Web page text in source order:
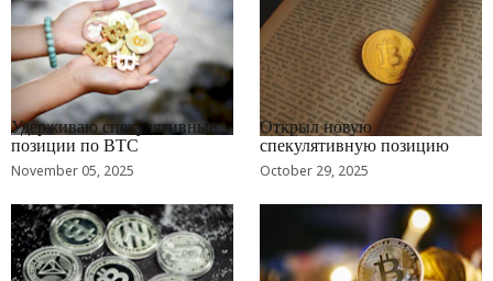
RRCNEWS_RU
Удерживаю спекулятивные
позиции по BTC
November 05, 2025
RRCNEWS_RU
Открыл новую
спекулятивную позицию
October 29, 2025